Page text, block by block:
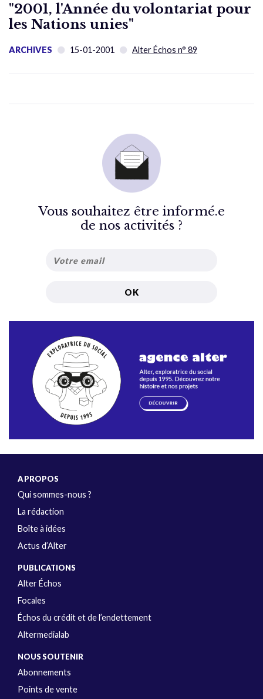
"2001, l'Année du volontariat pour
les Nations unies"
ARCHIVES 15-01-2001 Alter Échos n° 89
Vous souhaitez être informé.e
de nos activités ?
A PROPOS
Qui sommes-nous ?
La rédaction
Boîte à idées
Actus d’Alter
PUBLICATIONS
Alter Échos
Focales
Échos du crédit et de l’endettement
Altermedialab
NOUS SOUTENIR
Abonnements
Points de vente